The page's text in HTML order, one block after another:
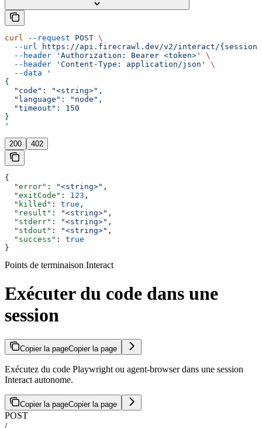
curl --request POST \
  --url
https://api.firecrawl.dev/v2/interact/
  --header
'Authorization: Bearer <token>'
\
  --header
'Content-Type: application/json'
\
  --data
'
{
  "code": "<string>",
  "language": "node",
  "timeout": 150
}
'
200 402
{
  "error"
: "<string>" ,
  "exitCode"
: 123 ,
  "killed"
: true ,
  "result"
: "<string>" ,
  "stderr"
: "<string>" ,
  "stdout"
: "<string>" ,
  "success"
: true
}
Points de terminaison Interact
Exécuter du code dans une
session
Copier la pageCopier la page
Exécutez du code Playwright ou agent-browser dans une session
Interact autonome.
Copier la pageCopier la page
POST
/